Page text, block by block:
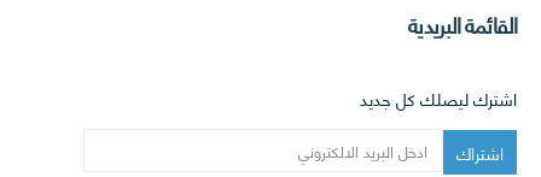
ا
ل
م
ؤ
القائمة البريدية
اشترك ليصلك كل جديد